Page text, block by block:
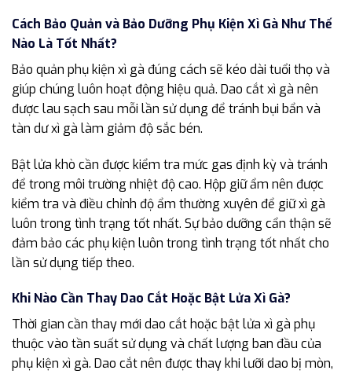
Cách Bảo Quản và Bảo Dưỡng Phụ Kiện Xì Gà Như Thế
Nào Là Tốt Nhất?
Bảo quản phụ kiện xì gà đúng cách sẽ kéo dài tuổi thọ và
giúp chúng luôn hoạt động hiệu quả. Dao cắt xì gà nên
được lau sạch sau mỗi lần sử dụng để tránh bụi bẩn và
tàn dư xì gà làm giảm độ sắc bén.
Bật lửa khò cần được kiểm tra mức gas định kỳ và tránh
để trong môi trường nhiệt độ cao. Hộp giữ ẩm nên được
kiểm tra và điều chỉnh độ ẩm thường xuyên để giữ xì gà
luôn trong tình trạng tốt nhất. Sự bảo dưỡng cẩn thận sẽ
đảm bảo các phụ kiện luôn trong tình trạng tốt nhất cho
lần sử dụng tiếp theo.
Khi Nào Cần Thay Dao Cắt Hoặc Bật Lửa Xì Gà?
Thời gian cần thay mới dao cắt hoặc bật lửa xì gà phụ
thuộc vào tần suất sử dụng và chất lượng ban đầu của
phụ kiện xì gà. Dao cắt nên được thay khi lưỡi dao bị mòn,